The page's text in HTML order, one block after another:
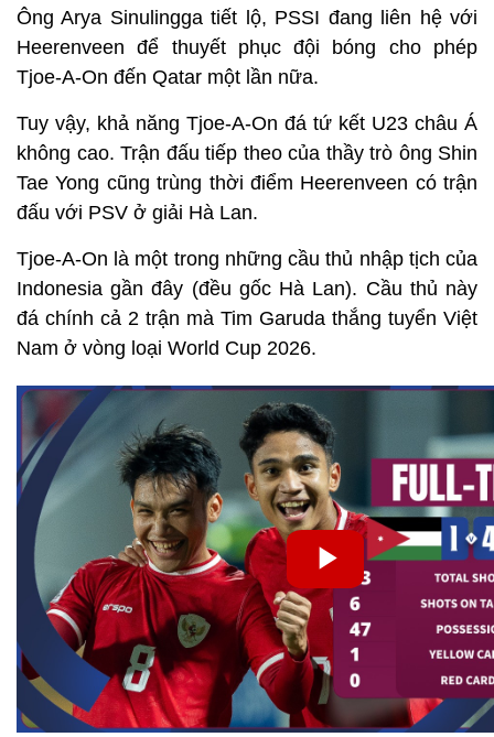
Ông Arya Sinulingga tiết lộ, PSSI đang liên hệ với
Heerenveen để thuyết phục đội bóng cho phép
Tjoe-A-On đến Qatar một lần nữa.
Tuy vậy, khả năng Tjoe-A-On đá tứ kết U23 châu Á
không cao. Trận đấu tiếp theo của thầy trò ông Shin
Tae Yong cũng trùng thời điểm Heerenveen có trận
đấu với PSV ở giải Hà Lan.
Tjoe-A-On là một trong những cầu thủ nhập tịch của
Indonesia gần đây (đều gốc Hà Lan). Cầu thủ này
đá chính cả 2 trận mà Tim Garuda thắng tuyển Việt
Nam ở vòng loại World Cup 2026.